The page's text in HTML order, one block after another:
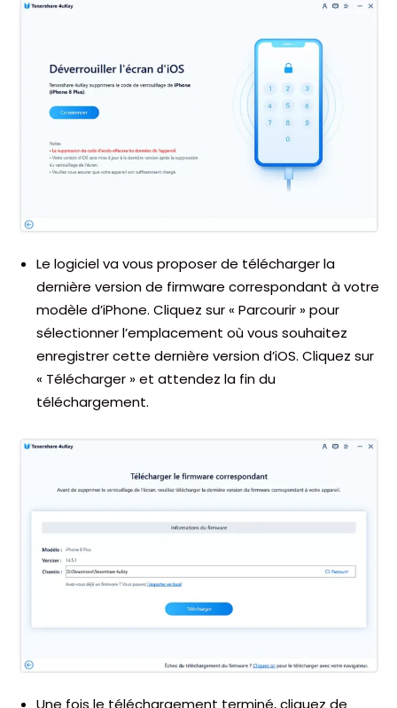
Le logiciel va vous proposer de télécharger la
dernière version de firmware correspondant à votre
modèle d’iPhone. Cliquez sur « Parcourir » pour
sélectionner l’emplacement où vous souhaitez
enregistrer cette dernière version d’iOS. Cliquez sur
« Télécharger » et attendez la fin du
téléchargement.
Une fois le téléchargement terminé, cliquez de